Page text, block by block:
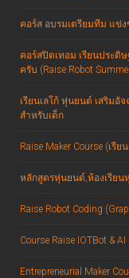
คอร์ส อบรมเตรียมทีม แข่
คอร์สปิดเทอม เรียนประดิ
ครับ (Raise Robot
เรียนเลโก้ หุ่นยนต์ เสริมอั
สำหรับเด็ก
Raise Maker Course (เรี
หลักสูตรหุ่นยนต์,ห้องเรียน
Raise Robot Coding
Course Raise IOTBot &
Entrepreneurial Maker